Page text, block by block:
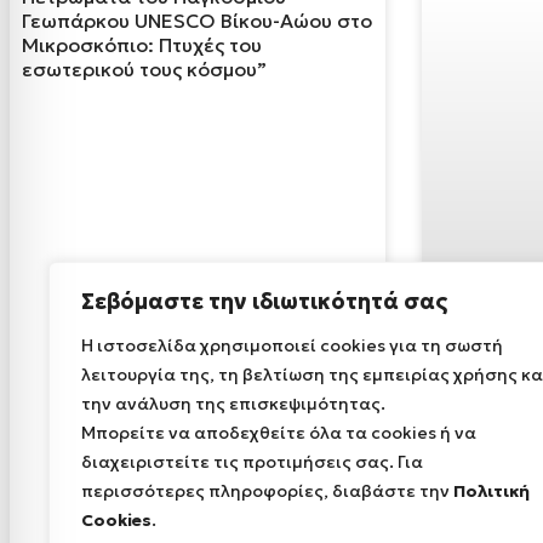
Σεβόμαστε την ιδιωτικότητά σας
Η ιστοσελίδα χρησιμοποιεί cookies για τη σωστή
λειτουργία της, τη βελτίωση της εμπειρίας χρήσης
την ανάλυση της επισκεψιμότητας.
Μπορείτε να αποδεχθείτε όλα τα cookies ή να
διαχειριστείτε τις προτιμήσεις σας. Για
περισσότερες πληροφορίες, διαβάστε την Πολιτική
Cookies.
Γεωπάρκου UNESCO Βίκου-Αώου στο
Μικροσκόπιο: Πτυχές του
εσωτερικού τους κόσμου”